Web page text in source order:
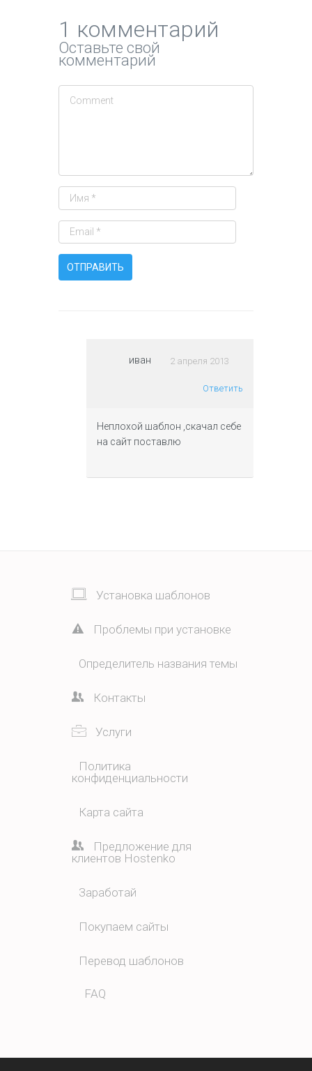
1 комментарий
Оставьте свой
комментарий
иван 2 апреля 2013
Ответить
Неплохой шаблон ,скачал себе
на сайт поставлю
Установка шаблонов
Проблемы при установке
Определитель названия темы
Контакты
Услуги
Политика
конфиденциальности
Карта сайта
Предложение для
клиентов Hostenko
Заработай
Покупаем сайты
Перевод шаблонов
FAQ